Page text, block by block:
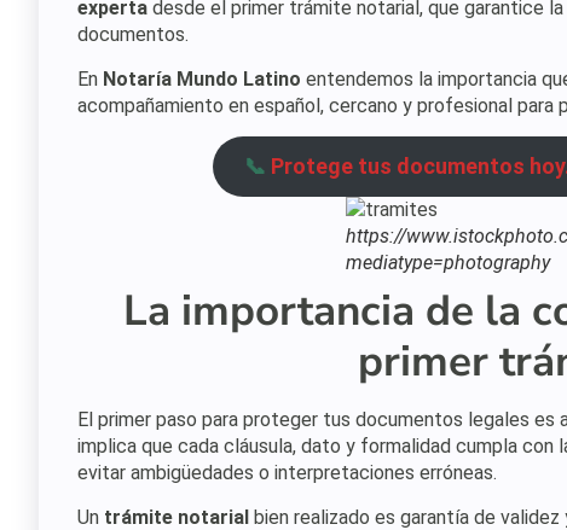
experta desde el primer trámite notarial, que garantice
documentos.
En Notaría Mundo Latino entendemos la importancia
acompañamiento en español, cercano y profesional
📞 Protege tus documentos
https://
mediatype=photography
La importancia de la
primer
El primer paso para proteger tus documentos legales
implica que cada cláusula, dato y formalidad cumpla
evitar ambigüedades o interpretaciones erróneas.
Un trámite notarial bien realizado es garantía de